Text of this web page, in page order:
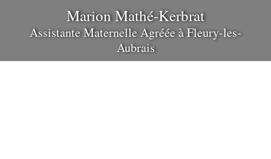
Marion Mathé-Kerbrat
Assistante Maternelle AgrééeàFleury-les-
Aubrais